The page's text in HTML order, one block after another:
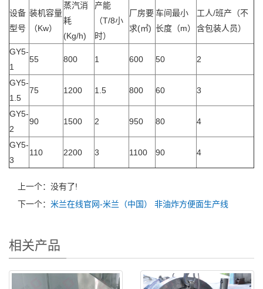
设备
型号
装机容量
（Kw）
蒸汽消
耗
(Kg/h)
产能
（T/8小
时）
厂房要
求(㎡)
车间最小
长度（m）
工人/班产（不
含包装人员）
GY5-
1
55 800 1 600 50 2
GY5-
1.5
75 1200 1.5 800 60 3
GY5-
2
90 1500 2 950 80 4
GY5-
3
110 2200 3 1100 90 4
上一个：没有了!
下一个： 米兰在线官网-米兰（中国） 非油炸方便面生产线
相关产品